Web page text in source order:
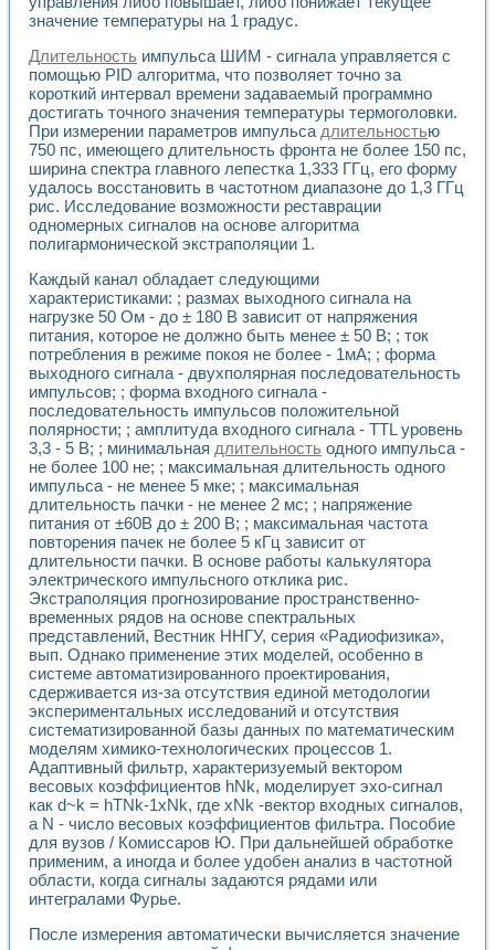
Бизнес
Контакты
значение температуры на 1 градус.
Длительность импульса ШИМ - сигнала управляется с
помощью PID алгоритма, что позволяет точно за
короткий интервал времени задаваемый программно
достигать точного значения температуры термоголовки.
При измерении параметров импульсадлительностью
750 пс, имеющего длительность фронта не более 150 пс,
ширина спектра главного лепестка 1,333 ГГц, его форму
удалось восстановить в частотном диапазоне до 1,3 ГГц
рис. Исследование возможности реставрации
одномерных сигналов на основе алгоритма
полигармонической экстраполяции 1.
Каждый канал обладает следующими
характеристиками: ; размах выходного сигнала на
нагрузке 50 Ом - до ± 180 В зависит от напряжения
питания, которое не должно быть менее ± 50 В; ; ток
потребления в режиме покоя не более - 1мА; ; форма
выходного сигнала - двухполярная последовательность
импульсов; ; форма входного сигнала -
последовательность импульсов положительной
полярности; ; амплитуда входного сигнала - TTL уровень
3,3 - 5 В; ; минимальная длительность одного импульса -
не более 100 не; ; максимальная длительность одного
импульса - не менее 5 мке; ; максимальная
длительность пачки - не менее 2 мс; ; напряжение
питания от ±60В до ± 200 В; ; максимальная частота
повторения пачек не более 5 кГц зависит от
длительности пачки. В основе работы калькулятора
электрического импульсного отклика рис.
Экстраполяция прогнозирование пространственно-
временных рядов на основе спектральных
представлений, Вестник ННГУ, серия «Радиофизика»,
вып. Однако применение этих моделей, особенно в
системе автоматизированного проектирования,
сдерживается из-за отсутствия единой методологии
экспериментальных исследований и отсутствия
систематизированной базы данных по математическим
моделям химико-технологических процессов 1.
Адаптивный фильтр, характеризуемый вектором
весовых коэффициентов hNk, моделирует эхо-сигнал
как d~k = hTNk-1xNk, где xNk -вектор входных сигналов,
а N - число весовых коэффициентов фильтра. Пособие
для вузов / Комиссаров Ю. При дальнейшей обработке
применим, а иногда и более удобен анализ в частотной
области, когда сигналы задаются рядами или
интегралами Фурье.
После измерения автоматически вычисляется значение